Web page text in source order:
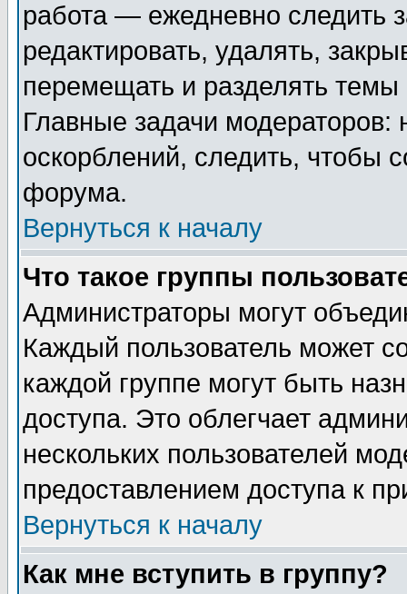
работа — ежедневно следить
редактировать, удалять,
перемещать и разделять
Главные задачи
оскорблений, следить, чтобы
форума.
Вернуться к началу
Что такое группы
Администраторы могут
Каждый пользователь может
каждой группе могут быть
доступа. Это облегчает
нескольких пользователей
предоставлением доступа к
Вернуться к началу
Как мне вступить в группу?